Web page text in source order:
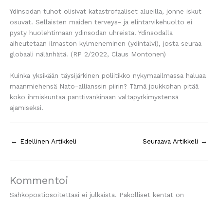
Ydinsodan tuhot olisivat katastrofaaliset alueilla, jonne iskut
osuvat. Sellaisten maiden terveys- ja elintarvikehuolto ei
pysty huolehtimaan ydinsodan uhreista. Ydinsodalla
aiheutetaan ilmaston kylmeneminen (ydintalvi), josta seuraa
globaali nälänhätä. (RP 2/2022, Claus Montonen)
Kuinka yksikään täysijärkinen poliitikko nykymaailmassa haluaa
maanmiehensä Nato-allianssin piirin? Tämä joukkohan pitää
koko ihmiskuntaa panttivankinaan valtapyrkimystensä
ajamiseksi.
← Edellinen Artikkeli Seuraava Artikkeli →
Kommentoi
Sähköpostiosoitettasi ei julkaista. Pakolliset kentät on